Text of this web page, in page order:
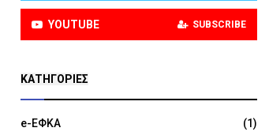
YOUTUBE SUBSCRIBE
KΑΤΗΓΟΡΊΕΣ
e-ΕΦΚΑ
(1)